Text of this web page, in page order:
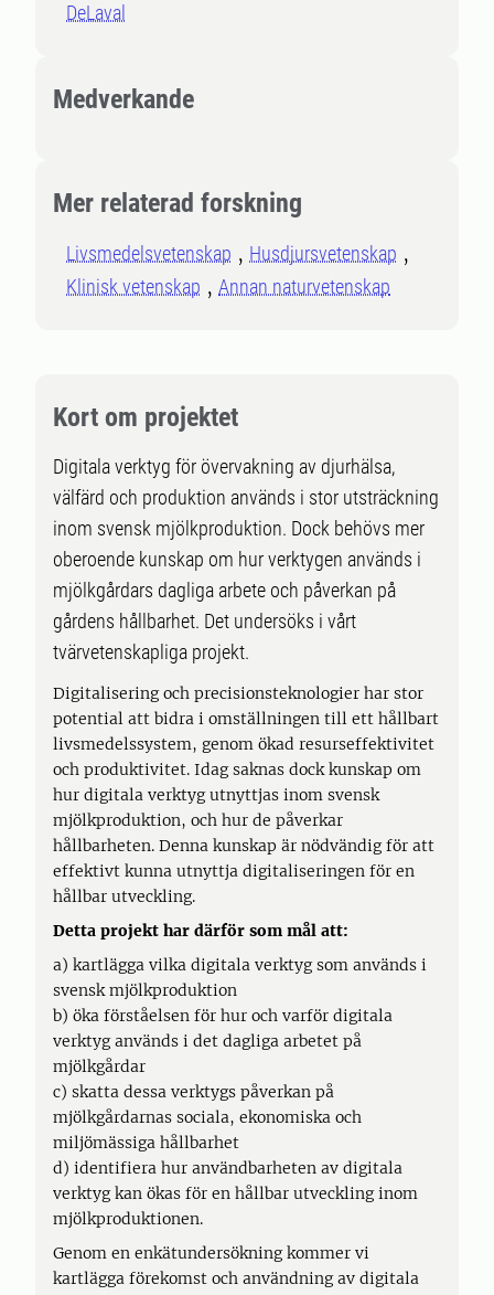
DeLaval
Medverkande
Mer relaterad forskning
Livsmedelsvetenskap
Husdjursvetenskap
Klinisk vetenskap
Annan naturvetenskap
Kort om projektet
Digitala verktyg för övervakning av djurhälsa,
välfärd och produktion används i stor utsträckning
inom svensk mjölkproduktion. Dock behövs mer
oberoende kunskap om hur verktygen används i
mjölkgårdars dagliga arbete och påverkan på
gårdens hållbarhet. Det undersöks i vårt
tvärvetenskapliga projekt.
Digitalisering och precisionsteknologier har stor
potential att bidra i omställningen till ett hållbart
livsmedelssystem, genom ökad resurseffektivitet
och produktivitet. Idag saknas dock kunskap om
hur digitala verktyg utnyttjas inom svensk
mjölkproduktion, och hur de påverkar
hållbarheten. Denna kunskap är nödvändig för att
effektivt kunna utnyttja digitaliseringen för en
hållbar utveckling.
Detta projekt har därför som mål att:
a) kartlägga vilka digitala verktyg som används i
svensk mjölkproduktion
b) öka förståelsen för hur och varför digitala
verktyg används i det dagliga arbetet på
mjölkgårdar
c) skatta dessa verktygs påverkan på
mjölkgårdarnas sociala, ekonomiska och
miljömässiga hållbarhet
d) identifiera hur användbarheten av digitala
verktyg kan ökas för en hållbar utveckling inom
mjölkproduktionen.
Genom en enkätundersökning kommer vi
kartlägga förekomst och användning av digitala